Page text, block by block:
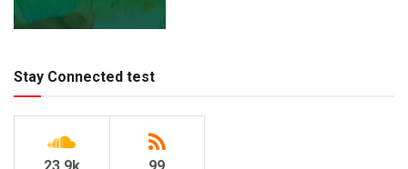
Stay Connected test
23.9k 99